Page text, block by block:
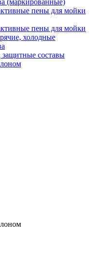
(маркированные)
пены для мойки
пены для мойки
холодные
составы